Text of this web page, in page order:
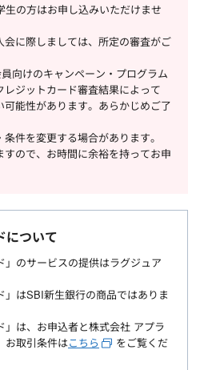
生の方はお申し込みいただけませ
会に際しましては、所定の審査がご
向けのキャンペーン・プログラム
ジットカード審査結果によって
能性があります。あらかじめご了
件を変更する場合があります。
ので、お時間に余裕を持ってお申
について
」のサービスの提供はラグジュア
」はSBI新生銀行の商品ではありま
」は、お申込者と株式会社 アプラ
お取引条件はこちら
をご覧くだ